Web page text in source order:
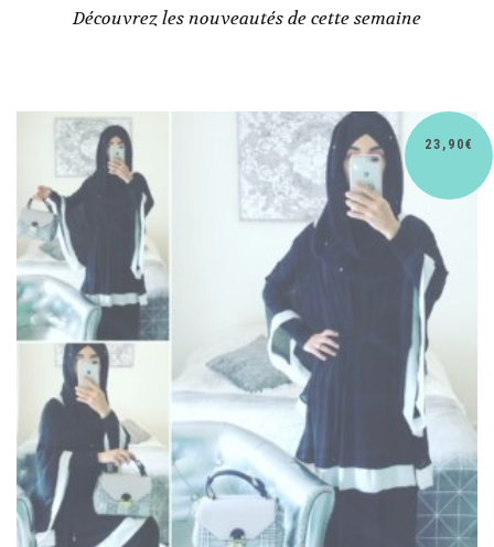
Découvrez les nouveautés de cette semaine
30,90